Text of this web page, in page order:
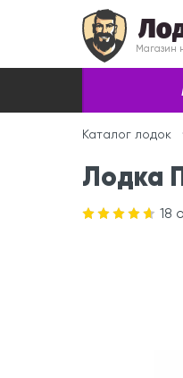
Магазин
Каталог лодок
Лодка
18